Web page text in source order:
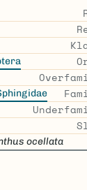
ocellata